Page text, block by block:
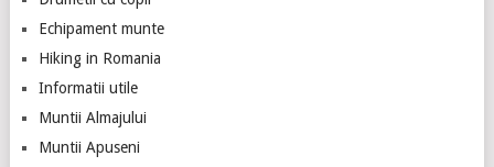
Echipament munte
Hiking in Romania
Informatii utile
Muntii Almajului
Muntii Apuseni